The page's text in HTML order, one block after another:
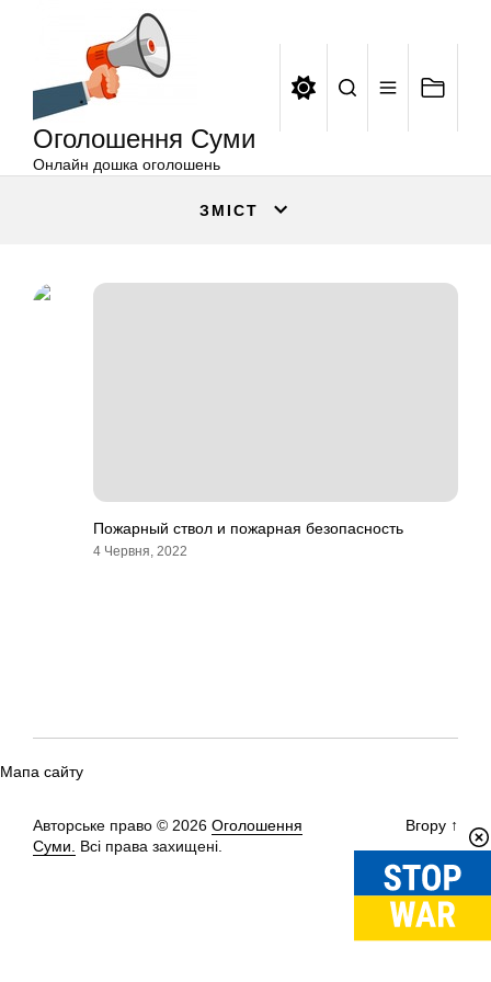
Оголошення Суми
Онлайн дошка оголошень
ЗМІСТ
Пожарный ствол и пожарная безопасность
4 Червня, 2022
Мапа сайту
Авторське право © 2026 Оголошення
Суми.
Всі права захищені.
Вгору ↑